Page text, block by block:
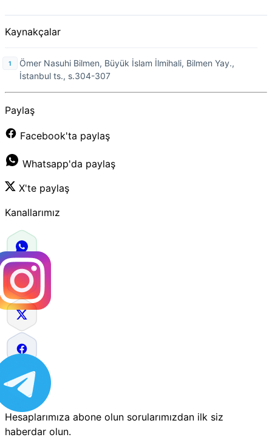
Kaynakçalar
Ömer Nasuhi Bilmen, Büyük İslam İlmihali, Bilmen Yay.,
İstanbul ts., s.304-307
Paylaş
Facebook'ta paylaş
Whatsapp'da paylaş
X'te paylaş
Kanallarımız
Hesaplarımıza abone olun sorularımızdan ilk siz
haberdar olun.